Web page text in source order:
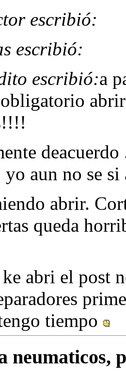
escribió:
escribió:
escribió:a
yo aun no se
abrir.
queda
abri el post
tiempo
neumaticos,